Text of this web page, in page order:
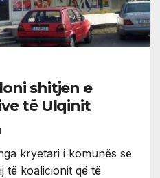
shitjen e
të Ulqinit
kryetari i komunës së
të koalicionit që të